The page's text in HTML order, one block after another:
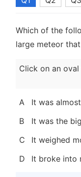
Which of the
large meteor
Click on an
A
It was
B
It was the
C
It weighed
D
It broke into